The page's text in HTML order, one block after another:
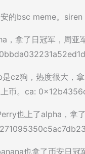
安的bsc meme。
，拿了日冠军，周亚
cz狗，热度很大，
上币。ca:
也上了alpha，拿
也拿了币安日冠